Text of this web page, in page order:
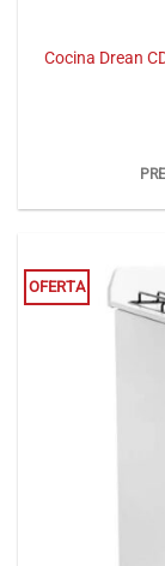
Cocina Drean
OFERTA